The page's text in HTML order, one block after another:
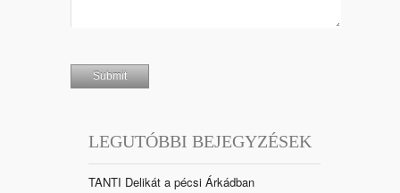
LEGUTÓBBI BEJEGYZÉSEK
TANTI Delikát a pécsi Árkádban